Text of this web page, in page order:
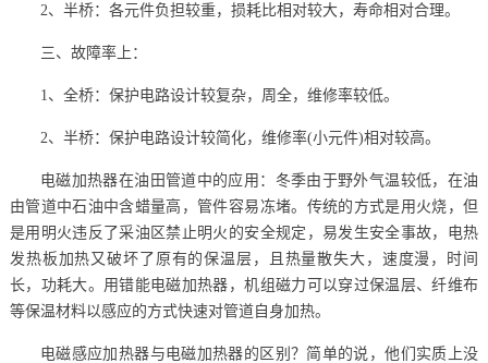
2、半桥：各元件负担较重，损耗比相对较大，寿命相对合理。
三、故障率上：
1、全桥：保护电路设计较复杂，周全，维修率较低。
2、半桥：保护电路设计较简化，维修率(小元件)相对较高。
电磁加热器在油田管道中的应用：冬季由于野外气温较低，在油
由管道中石油中含蜡量高，管件容易冻堵。传统的方式是用火烧，但
是用明火违反了采油区禁止明火的安全规定，易发生安全事故，电热
发热板加热又破坏了原有的保温层，且热量散失大，速度漫，时间
长，功耗大。用错能电磁加热器，机组磁力可以穿过保温层、纤维布
等保温材料以感应的方式快速对管道自身加热。
电磁感应加热器与电磁加热器的区别？简单的说，他们实质上没